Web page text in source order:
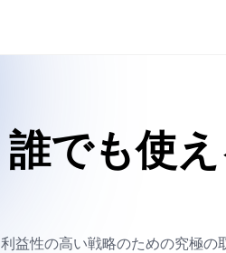
誰でも使
利益性の高い戦略のための究極